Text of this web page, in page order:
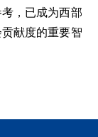
，已成为西部
献度的重要智